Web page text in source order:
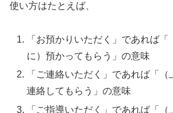
使い方はたとえば、
「お預かりいただく」であれば「
に）預かってもらう」の意味
「ご連絡いただく」であれば「（
連絡してもらう」の意味
「ご指導いただく」であれば「（